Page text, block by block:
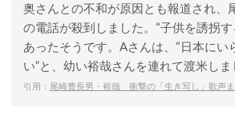
奥さんとの不和が原因とも報道され、
の電話が殺到しました。“子供を誘拐
あったそうです。Aさんは、“日本にい
い”と、幼い裕哉さんを連れて渡米しま
引用： 尾崎豊長男・裕哉 衝撃の「生き写し」歌声